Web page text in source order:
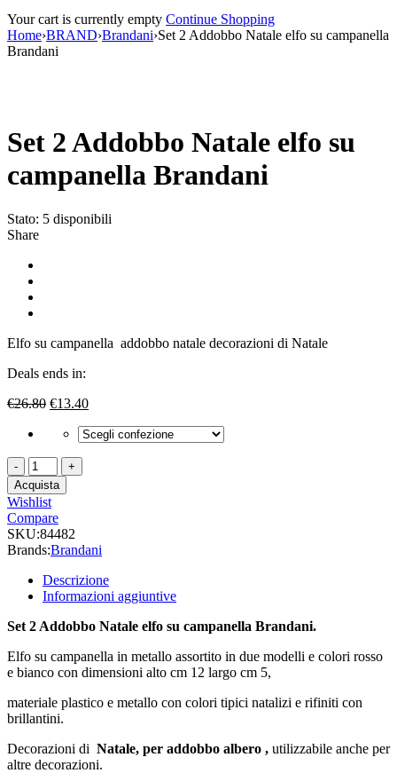
Your cart is currently empty Continue Shopping
Home›BRAND›Brandani›Set 2 Addobbo Natale elfo su campanella
Brandani
Set 2 Addobbo Natale elfo su
campanella Brandani
Stato: 5 disponibili
Share
Elfo su campanella addobbo natale decorazioni di Natale
Deals ends in:
€26.80 Il
originale
€26.80.
€13.40Il
attuale
Set
2
Addobbo
Natale
elfo
su
campanella
Brandani
quantità
Acquista
Wishlist
Compare
SKU:84482
Brands:Brandani
Descrizione
Informazioni aggiuntive
Set 2 Addobbo Natale elfo su campanella Brandani.
Elfo su campanella in metallo assortito in due modelli e colori rosso
e bianco con dimensioni alto cm 12 largo cm 5,
materiale plastico e metallo con colori tipici natalizi e rifiniti con
brillantini.
Decorazioni di Natale, per addobbo albero , utilizzabile anche per
altre decorazioni.